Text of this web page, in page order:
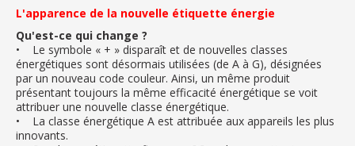
L'apparence de la nouvelle étiquette énergie
Qu'est-ce qui change ?
• Le symbole « + » disparaît et de nouvelles classes
énergétiques sont désormais utilisées (de A à G), désignées
par un nouveau code couleur. Ainsi, un même produit
présentant toujours la même efficacité énergétique se voit
attribuer une nouvelle classe énergétique.
• La classe énergétique A est attribuée aux appareils les plus
innovants.